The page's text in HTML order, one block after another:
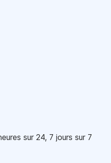
sur 24, 7 jours sur 7